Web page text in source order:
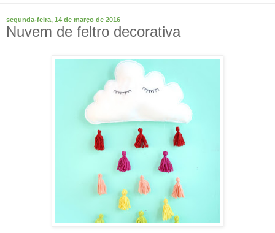
segunda-feira, 14 de março de 2016
Nuvem de feltro decorativa